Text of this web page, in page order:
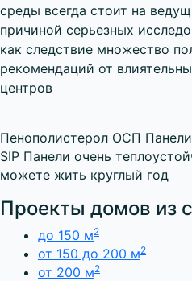
среды всегда стоит на
причиной серьезных
как следствие множество
рекомендаций от
центров
Пенополистерол ОСП
SIP Панели очень
можете жить круглый год
Проекты домов из
до 150 м2
от 150 до 200 м2
от 200 м2